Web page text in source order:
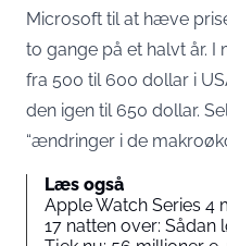
Microsoft til at hæve
to gange på et halvt år. I
fra 500 til 600 dollar i
den igen til 650 dollar.
“ændringer i de
Læs også
Apple Watch Series 4
17 natten over: